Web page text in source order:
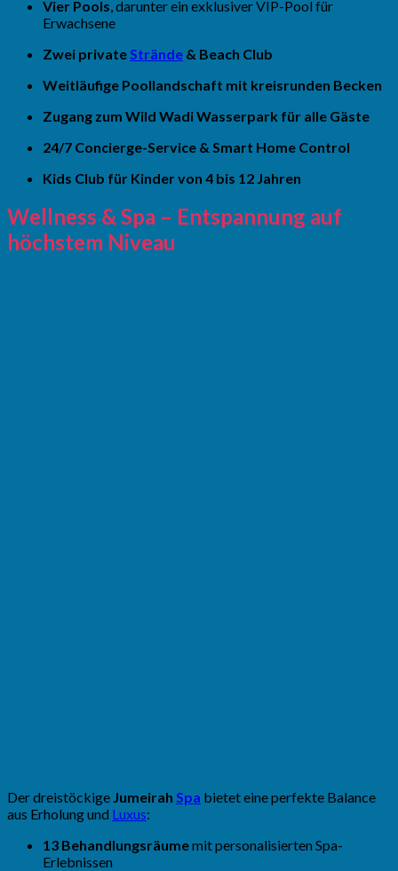
Vier Pools , darunter ein exklusiver VIP-Pool für
Erwachsene
Zwei private Strände & Beach Club
Weitläufige Poollandschaft mit kreisrunden Becken
Zugang zum Wild Wadi Wasserpark für alle Gäste
24/7 Concierge-Service & Smart Home Control
Kids Club für Kinder von 4 bis 12 Jahren
Wellness & Spa – Entspannung auf
höchstem Niveau
Der dreistöckige Jumeirah Spa bietet eine perfekte Balance
aus Erholung und Luxus:
13 Behandlungsräumemit personalisierten Spa-
Erlebnissen